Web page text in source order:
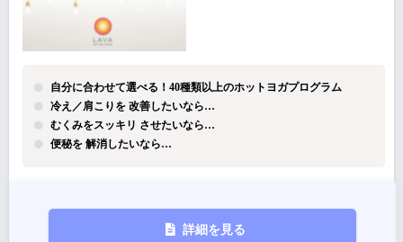
自分に合わせて選べる！40種類以上のホットヨガプログラム
冷え／肩こりを 改善したいなら…
むくみをスッキリ させたいなら…
便秘を 解消したいなら…
詳細を見る